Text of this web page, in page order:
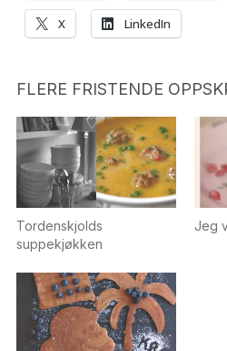
X LinkedIn
FLERE FRISTENDE
Tordenskjolds
suppekjøkken
Jeg